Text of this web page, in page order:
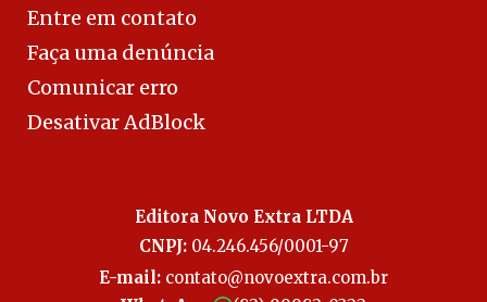
Entre em contato
Faça uma denúncia
Comunicar erro
Desativar AdBlock
Editora Novo Extra LTDA
CNPJ:04.246.456/0001-97
E-mail: contato@novoextra.com.br